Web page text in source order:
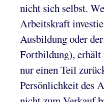
nicht sich selbst.
Arbeitskraft
Ausbildung oder
Fortbildung), erhält
nur einen Teil
Persönlichkeit des